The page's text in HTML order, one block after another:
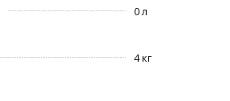
0 л
4 кг